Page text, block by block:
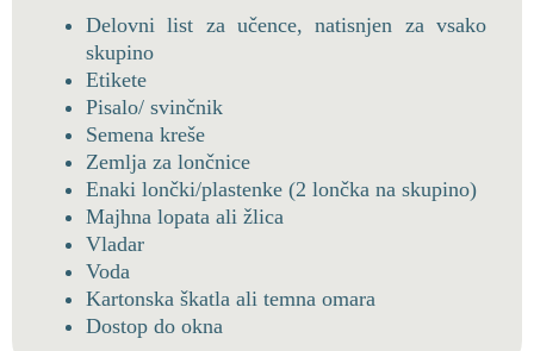
Delovni list za učence, natisnjen za vsako
skupino
Etikete
Pisalo/ svinčnik
Semena kreše
Zemlja za lončnice
Enaki lončki/plastenke (2 lončka na skupino)
Majhna lopata ali žlica
Vladar
Voda
Kartonska škatla ali temna omara
Dostop do okna